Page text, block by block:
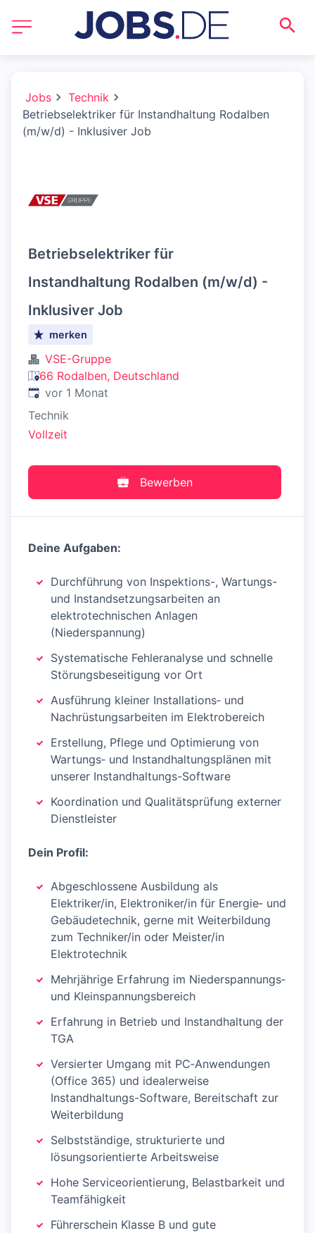
Jobs
Technik
Betriebselektriker für Instandhaltung Rodalben
(m/w/d) - Inklusiver Job
Betriebselektriker für
Instandhaltung Rodalben (m/w/d) -
Inklusiver Job
merken
VSE-Gruppe
66 Rodalben, Deutschland
Veröffentlicht:
vor 1 Monat
Technik
Vollzeit
Bewerben
Deine Aufgaben:
Durchführung von Inspektions-, Wartungs-
und Instandsetzungsarbeiten an
elektrotechnischen Anlagen
(Niederspannung)
Systematische Fehleranalyse und schnelle
Störungsbeseitigung vor Ort
Ausführung kleiner Installations‑ und
Nachrüstungsarbeiten im Elektrobereich
Erstellung, Pflege und Optimierung von
Wartungs‑ und Instandhaltungsplänen mit
unserer Instandhaltungs-Software
Koordination und Qualitätsprüfung externer
Dienstleister
Dein Profil:
Abgeschlossene Ausbildung als
Elektriker/in, Elektroniker/in für Energie‑ und
Gebäudetechnik, gerne mit Weiterbildung
zum Techniker/in oder Meister/in
Elektrotechnik
Mehrjährige Erfahrung im Niederspannungs‑
und Kleinspannungsbereich
Erfahrung in Betrieb und Instandhaltung der
TGA
Versierter Umgang mit PC‑Anwendungen
(Office 365) und idealerweise
Instandhaltungs-Software, Bereitschaft zur
Weiterbildung
Selbstständige, strukturierte und
lösungsorientierte Arbeitsweise
Hohe Serviceorientierung, Belastbarkeit und
Teamfähigkeit
Führerschein Klasse B und gute